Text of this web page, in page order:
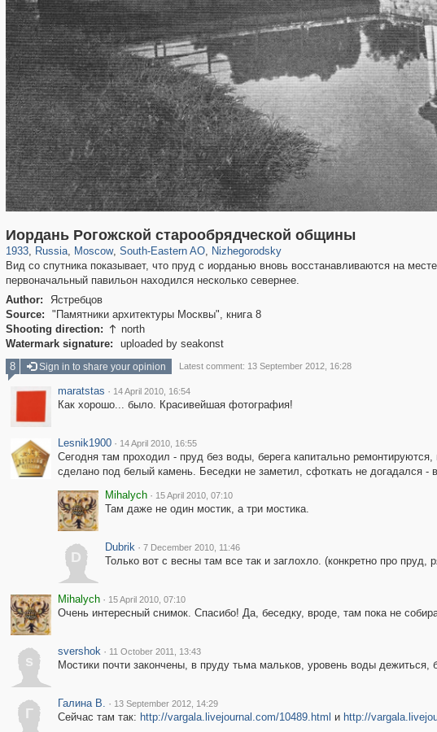
Иордань Рогожской старообрядческой общины
1933, Russia
1,405,785 29,243
, Moscow
319,716 8,286
, South-Eastern AO
11,379 197
, Nizhegorodsky
834 13
Вид со спутника показывает, что пруд с иорданью вновь восстанавливаются на
первоначальный павильон находился несколько севернее.
Author:
Ястребцов
Source:
"Памятники архитектуры Москвы", книга 8
Shooting direction:  north
Watermark signature:
uploaded by seakonst
8 Sign in to share your opinion Latest comment: 13 September 2012, 16:28
maratstas · 14 April 2010, 16:54
Как хорошо... было. Красивейшая фотография!
Lesnik1900 · 14 April 2010, 16:55
Сегодня там проходил - пруд без воды, берега капитально
сделано под белый камень. Беседки не заметил, сфоткать не догадался -
Mihalych · 15 April 2010, 07:10
Там даже не один мостик, а три мостика.
D
Dubrik · 7 December 2010, 11:46
Только вот с весны там все так и заглохло. (конкретно про пруд,
Mihalych · 15 April 2010, 07:10
Очень интересный снимок. Спасибо! Да, беседку, вроде, там пока не
s
svershok · 11 October 2011, 13:43
Мостики почти закончены, в пруду тьма мальков, уровень воды дежиться,
Г
Галина В. · 13 September 2012, 14:29
Сейчас там так: http://vargala.livejournal.com/10489.html и http://